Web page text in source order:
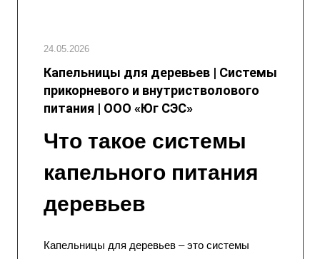
24.05.2026
Капельницы для деревьев | Системы
прикорневого и внутристволового
питания | ООО «Юг СЭС»
Что такое системы
капельного питания
деревьев
Капельницы для деревьев – это системы